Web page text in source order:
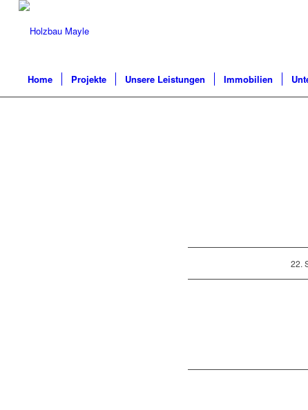
Home Projekte Unsere Leistungen Immobilien
22.